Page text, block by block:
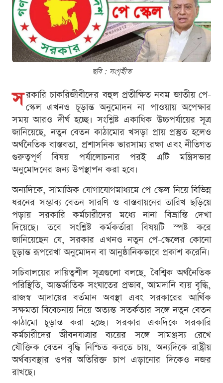
ছবি : সংগৃহীত
স রকারি চাকরিজীবীদের বহুল প্রতীক্ষিত নবম জাতীয় পে-
স্কেল এখনও চূড়ান্ত অনুমোদন না পাওয়ায় অপেক্ষার
সময় আরও দীর্ঘ হচ্ছে। সংশ্লিষ্ট একাধিক উচ্চপর্যায়ের সূত্র
জানিয়েছে, নতুন বেতন কাঠামোর খসড়া প্রায় প্রস্তুত হলেও
অর্থনৈতিক বাস্তবতা, প্রশাসনিক ভারসাম্য রক্ষা এবং নীতিগত
গুরুত্বপূর্ণ বিষয় পর্যালোচনার পরই এটি মন্ত্রিসভার
অনুমোদনের জন্য উপস্থাপন করা হবে।
অন্যদিকে, সামাজিক যোগাযোগমাধ্যমে পে-স্কেল নিয়ে বিভিন্ন
ধরনের সম্ভাব্য বেতন সারণি ও বাস্তবায়নের তারিখ ছড়িয়ে
পড়ায় সরকারি কর্মচারীদের মধ্যে নানা বিভ্রান্তি দেখা
দিয়েছে। তবে সংশ্লিষ্ট কর্মকর্তারা বিষয়টি স্পষ্ট করে
জানিয়েছেন যে, সরকার এখনও নতুন পে-স্কেলের কোনো
চূড়ান্ত রূপরেখা অনুমোদন বা আনুষ্ঠানিকভাবে প্রকাশ করেনি।
সচিবালয়ের দায়িত্বশীল সূত্রগুলো বলছে, বৈশ্বিক অর্থনৈতিক
পরিস্থিতি, আন্তর্জাতিক সংঘাতের প্রভাব, আমদানি ব্যয় বৃদ্ধি,
রাজস্ব আদায়ের বর্তমান অবস্থা এবং সরকারের আর্থিক
সক্ষমতা বিবেচনায় নিয়ে অত্যন্ত সতর্কতার সঙ্গে নতুন বেতন
কাঠামো চূড়ান্ত করা হচ্ছে। সরকার একদিকে সরকারি
কর্মচারীদের জীবনযাত্রার ব্যয়ের সঙ্গে সামঞ্জস্য রেখে
যৌক্তিক বেতন বৃদ্ধি নিশ্চিত করতে চায়, অন্যদিকে রাষ্ট্রীয়
অর্থব্যবস্থার ওপর অতিরিক্ত চাপ এড়ানোর দিকেও নজর
রাখছে।